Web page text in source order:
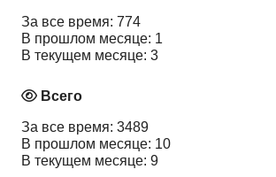
За все время: 774
В прошлом месяце: 1
В текущем месяце: 3
Всего
За все время: 3489
В прошлом месяце: 10
В текущем месяце: 9